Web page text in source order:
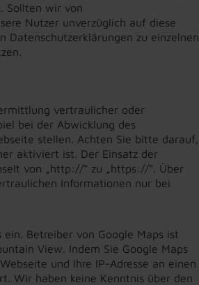
Sollten wir von
Nutzer unverzüglich auf diese
Datenschutzerklärungen zu einzelnen
vertraulicher oder
bei der Abwicklung des
stellen. Achten Sie bitte darauf,
aktiviert ist. Der Einsatz der
von „http://“ zu „https://“. Über
Informationen nur bei
Betreiber von Google Maps ist
View. Indem Sie Google Maps
und Ihre IP-Adresse an einen
Wir haben keine Kenntnis über den